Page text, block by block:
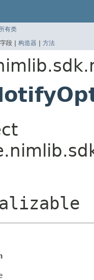
有类
字段 | 构造器 | 方法